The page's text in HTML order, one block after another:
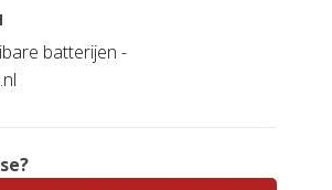
batterijen -